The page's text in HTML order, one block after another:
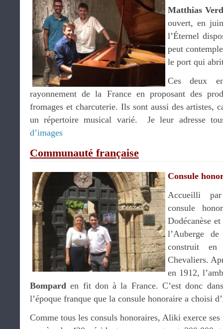
Matthias
ouvert, en
l’Éternel
peut
le port qui
Ces deux
rayonnement de la France en proposant des
fromages et charcuterie. Ils sont aussi des artistes,
un répertoire musical varié. Je leur adresse
d’images
Communauté française
Consule
Accueilli
consule
Dodécanèse
l’Auberge
construit
Chevaliers.
en 1912,
Bompard en fit don à la France. C’est donc
l’époque franque que la consule honoraire a choisi
Comme tous les consuls honoraires, Aliki exerce